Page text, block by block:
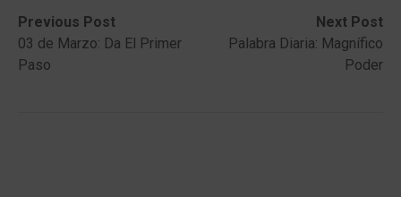
Post
navigation
Previous Post
Previous
post:03 de Marzo: Da El Primer
Paso
Next Post
Next
post:
Palabra Diaria: Magnífico
Poder